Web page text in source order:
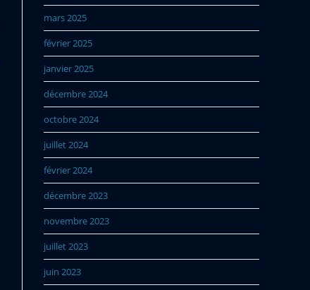
mars 2025
février 2025
janvier 2025
décembre 2024
octobre 2024
juillet 2024
février 2024
décembre 2023
novembre 2023
juillet 2023
juin 2023